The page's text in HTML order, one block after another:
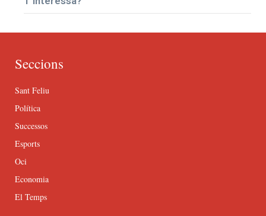
Seccions
Sant Feliu
Política
Successos
Esports
Oci
Economia
El Temps